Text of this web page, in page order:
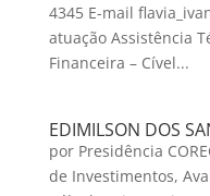
4345 E-mail
atuação Assistência
Financeira – Cível...
EDIMILSON DOS
por Presidência
de Investimentos,